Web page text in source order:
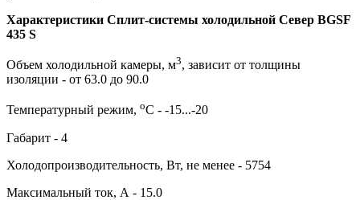
Характеристики Сплит-системы холодильной Север BGSF
435 S
Объем холодильной камеры, м3, зависит от толщины
изоляции - от 63.0 до 90.0
Температурный режим, оС - -15...-20
Габарит - 4
Холодопроизводительность, Вт, не менее - 5754
Максимальный ток, А - 15.0